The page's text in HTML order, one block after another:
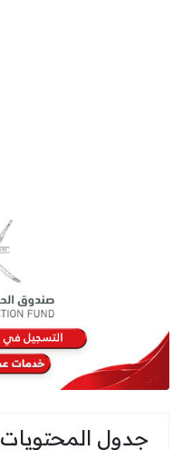
جدول المحتويات